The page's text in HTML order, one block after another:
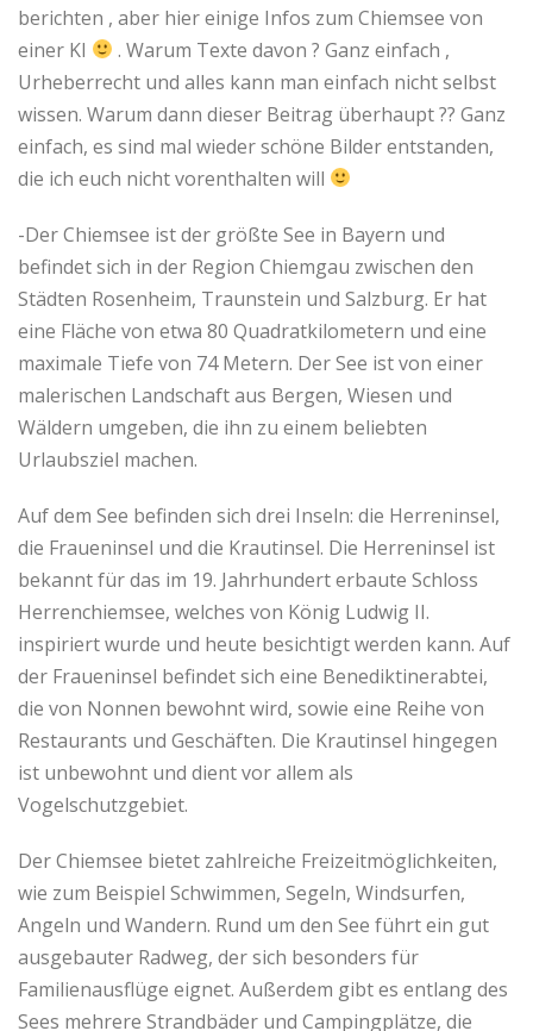
berichten , aber hier einige Infos zum Chiemsee von
einer KI
. Warum Texte davon ? Ganz einfach ,
Urheberrecht und alles kann man einfach nicht selbst
wissen. Warum dann dieser Beitrag überhaupt ?? Ganz
einfach, es sind mal wieder schöne Bilder entstanden,
die ich euch nicht vorenthalten will
-Der Chiemsee ist der größte See in Bayern und
befindet sich in der Region Chiemgau zwischen den
Städten Rosenheim, Traunstein und Salzburg. Er hat
eine Fläche von etwa 80 Quadratkilometern und eine
maximale Tiefe von 74 Metern. Der See ist von einer
malerischen Landschaft aus Bergen, Wiesen und
Wäldern umgeben, die ihn zu einem beliebten
Urlaubsziel machen.
Auf dem See befinden sich drei Inseln: die Herreninsel,
die Fraueninsel und die Krautinsel. Die Herreninsel ist
bekannt für das im 19. Jahrhundert erbaute Schloss
Herrenchiemsee, welches von König Ludwig II.
inspiriert wurde und heute besichtigt werden kann. Auf
der Fraueninsel befindet sich eine Benediktinerabtei,
die von Nonnen bewohnt wird, sowie eine Reihe von
Restaurants und Geschäften. Die Krautinsel hingegen
ist unbewohnt und dient vor allem als
Vogelschutzgebiet.
Der Chiemsee bietet zahlreiche Freizeitmöglichkeiten,
wie zum Beispiel Schwimmen, Segeln, Windsurfen,
Angeln und Wandern. Rund um den See führt ein gut
ausgebauter Radweg, der sich besonders für
Familienausflüge eignet. Außerdem gibt es entlang des
Sees mehrere Strandbäder und Campingplätze, die